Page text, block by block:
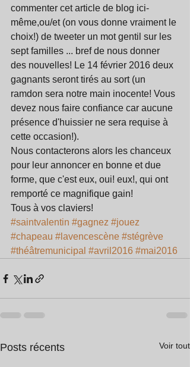
commenter cet article de blog ici-
même,ou/et (on vous donne vraiment le
choix!) de tweeter un mot gentil sur les
sept familles ... bref de nous donner
des nouvelles! Le 14 février 2016 deux
gagnants seront tirés au sort (un
ramdon sera notre main inocente! Vous
devez nous faire confiance car aucune
présence d'huissier ne sera requise à
cette occasion!).
Nous contacterons alors les chanceux
pour leur annoncer en bonne et due
forme, que c'est eux, oui! eux!, qui ont
remporté ce magnifique gain!
Tous à vos claviers!
#saintvalentin #gagnez #jouez
#chapeau #lavencescène #stégrève
#théâtremunicipal #avril2016 #mai2016
Posts récents Voir tout